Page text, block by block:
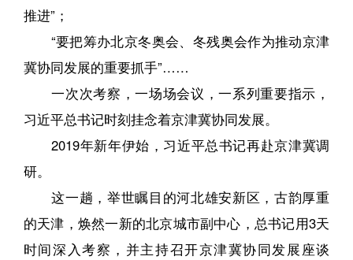
推进”；
“要把筹办北京冬奥会、冬残奥会作为推动京津
冀协同发展的重要抓手”……
一次次考察，一场场会议，一系列重要指示，
习近平总书记时刻挂念着京津冀协同发展。
2019年新年伊始，习近平总书记再赴京津冀调
研。
这一趟，举世瞩目的河北雄安新区，古韵厚重
的天津，焕然一新的北京城市副中心，总书记用3天
时间深入考察，并主持召开京津冀协同发展座谈